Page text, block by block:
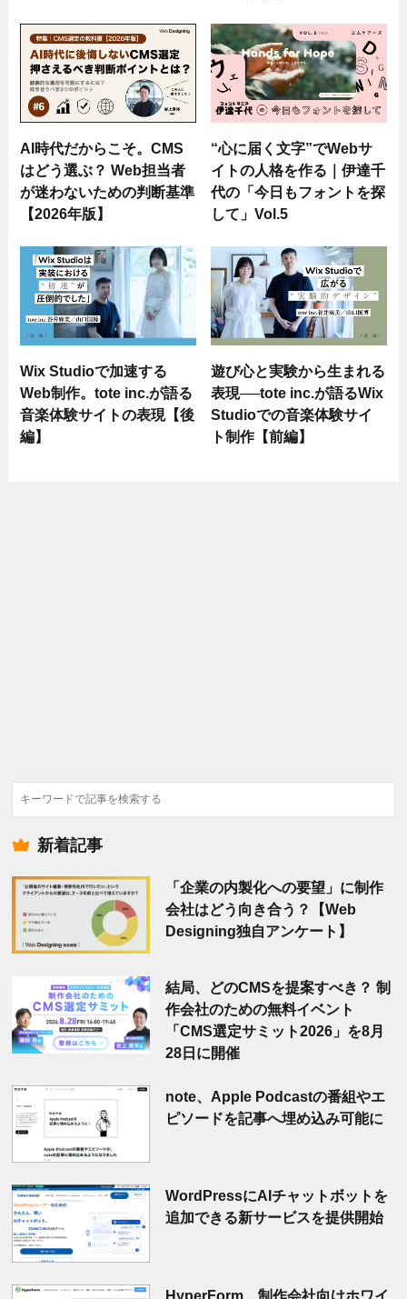
AI時代だからこそ。CMS
はどう選ぶ？ Web担当者
が迷わないための判断基準
【2026年版】
“心に届く文字”でWebサ
イトの人格を作る｜伊達千
代の「今日もフォントを探
して」Vol.5
Wix Studioで加速する
Web制作。tote inc.が語る
音楽体験サイトの表現【後
編】
遊び心と実験から生まれる
表現──tote inc.が語るWix
Studioでの音楽体験サイ
ト制作【前編】
検
索
新着記事
「企業の内製化への要望」に制作
会社はどう向き合う？【Web
Designing独自アンケート】
結局、どのCMSを提案すべき？ 制
作会社のための無料イベント
「CMS選定サミット2026」を8月
28日に開催
note、Apple Podcastの番組やエ
ピソードを記事へ埋め込み可能に
WordPressにAIチャットボットを
追加できる新サービスを提供開始
HyperForm、制作会社向けホワイ